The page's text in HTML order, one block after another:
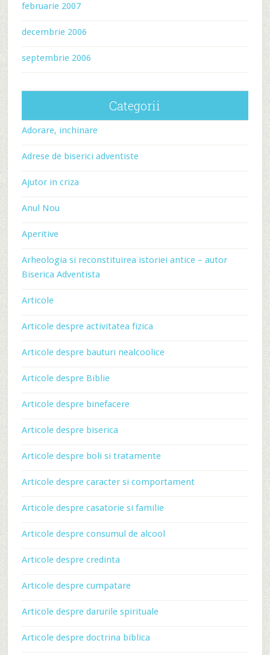
februarie 2007
decembrie 2006
septembrie 2006
Categorii
Adorare, inchinare
Adrese de biserici adventiste
Ajutor in criza
Anul Nou
Aperitive
Arheologia si reconstituirea istoriei antice – autor
Biserica Adventista
Articole
Articole despre activitatea fizica
Articole despre bauturi nealcoolice
Articole despre Biblie
Articole despre binefacere
Articole despre biserica
Articole despre boli si tratamente
Articole despre caracter si comportament
Articole despre casatorie si familie
Articole despre consumul de alcool
Articole despre credinta
Articole despre cumpatare
Articole despre darurile spirituale
Articole despre doctrina biblica